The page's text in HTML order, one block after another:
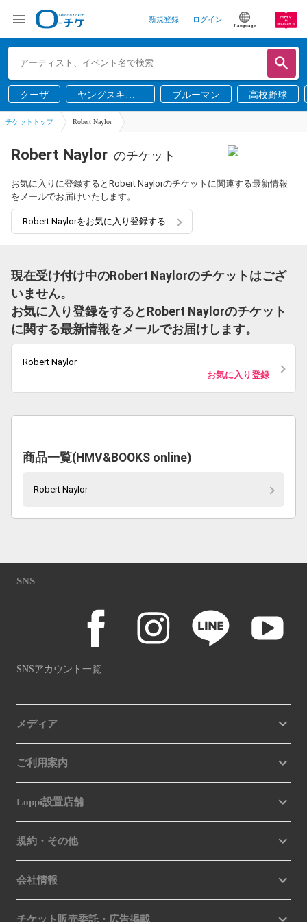
新規登録 ログイン
Language
クーザ
ヤングスキニ
ー
ブルーマン 高校野球
チケットトップ Robert Naylor
Robert Naylor のチケット
お気に入りに登録するとRobert Naylorのチケットに関連する最新情報
をメールでお届けいたします。
Robert Naylorをお気に入り登録する
現在受け付け中のRobert Naylorのチケットはござ
いません。
お気に入り登録をするとRobert Naylorのチケット
に関する最新情報をメールでお届けします。
Robert Naylor
お気に入り登録
商品一覧(HMV&BOOKS online)
Robert Naylor
SNS
SNSアカウント一覧
メディア
ご利用案内
Loppi設置店舗
規約・その他
会社情報
チケット販売委託・広告掲載